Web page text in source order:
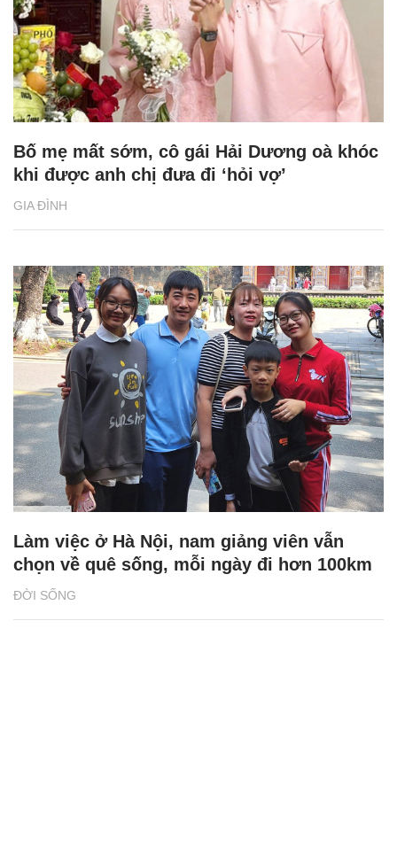
GIA ĐÌNH
Bố mẹ mất sớm, cô gái Hải Dương oà khóc
khi được anh chị đưa đi ‘hỏi vợ’
ĐỜI SỐNG
Làm việc ở Hà Nội, nam giảng viên vẫn
chọn về quê sống, mỗi ngày đi hơn 100km